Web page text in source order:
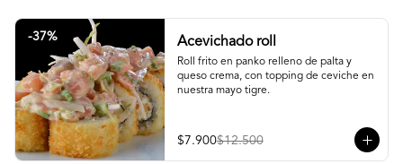
-37% Acevichado roll
Roll frito en panko relleno de palta y
queso crema, con topping de ceviche en
nuestra mayo tigre.
$7.900$12.500